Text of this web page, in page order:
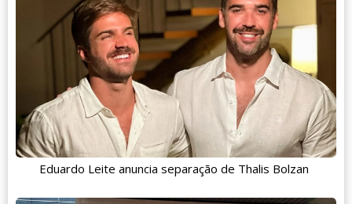
Eduardo Leite anuncia separação de Thalis Bolzan